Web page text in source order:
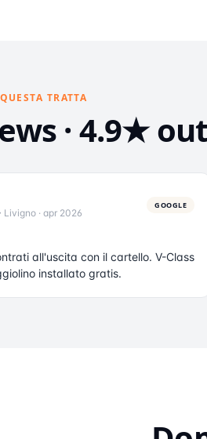
TRATTA
· 4.9★
Livigno · apr 2026
GOOGLE
all'uscita con il cartello. V-Class
installato gratis.